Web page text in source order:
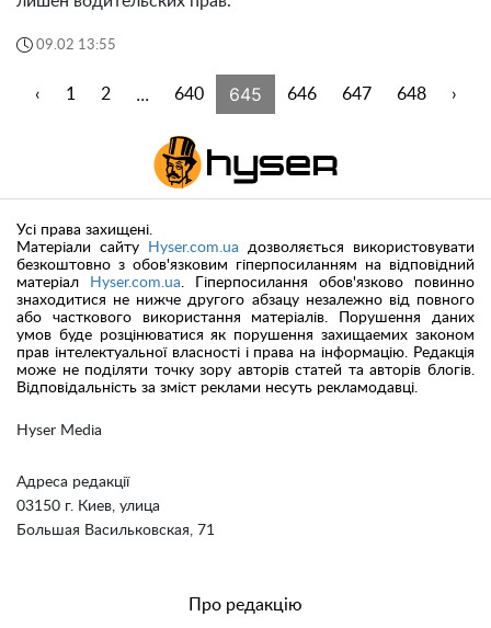
09.02 13:55
‹ 1 2 ... 640 645 646 647 648 ›
Hyser Media
Адреса редакції
03150 г. Киев, улица
Большая Васильковская, 71
Усі права захищені.
Матеріали сайту
Hyser.com.ua дозволяється використовувати
безкоштовно з обов'язковим гіперпосиланням на відповідний
матеріал
Hyser.com.ua. Гіперпосилання обов'язково повинно
знаходитися не нижче другого абзацу незалежно від повного
або часткового використання матеріалів. Порушення даних
умов буде розцінюватися як порушення захищаемих законом
прав інтелектуальної власності і права на інформацію. Редакція
може не поділяти точку зору авторів статей та авторів блогів.
Відповідальність за зміст реклами несуть рекламодавці.
Про редакцію